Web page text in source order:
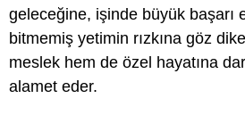
geleceğine, işinde büyük başarı
bitmemiş yetimin rızkına göz
meslek hem de özel hayatına
alamet eder.